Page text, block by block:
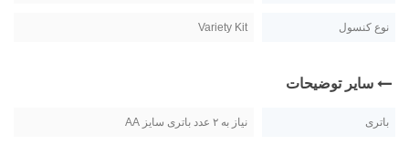
نوع کنسول Variety Kit
سایر توضیحات
باتری نیاز به ۲ عدد باتری سایز AA